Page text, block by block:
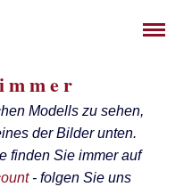
Modells zu sehen,
der Bilder unten.
finden Sie immer auf
- folgen Sie uns